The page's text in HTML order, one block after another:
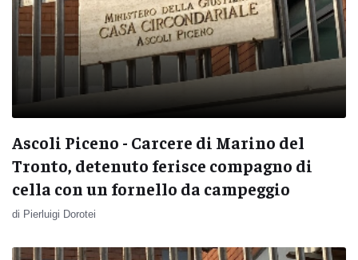
Ascoli Piceno - Carcere di Marino del
Tronto, detenuto ferisce compagno di
cella con un fornello da campeggio
di Pierluigi Dorotei